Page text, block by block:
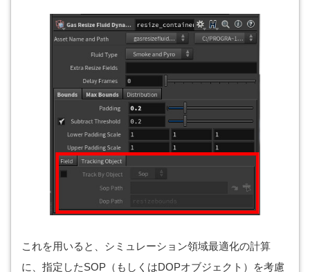
これを用いると、シミュレーション領域最適化の計算
に、指定したSOP（もしくはDOPオブジェクト）を考慮